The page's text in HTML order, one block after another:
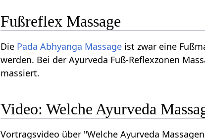
Fußreflex Massage
Die Pada Abhyanga Massage ist zwar eine
werden. Bei der Ayurveda Fuß-Reflexzonen
massiert.
Video: Welche Ayurveda
Vortragsvideo über "Welche Ayurveda